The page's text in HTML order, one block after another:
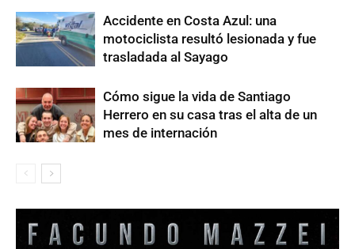
Accidente en Costa Azul: una
motociclista resultó lesionada y fue
trasladada al Sayago
Cómo sigue la vida de Santiago
Herrero en su casa tras el alta de un
mes de internación